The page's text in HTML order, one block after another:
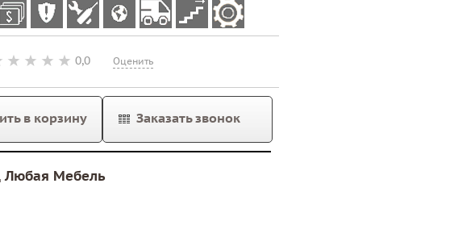
0,0 Оценить
в корзину Заказать звонок
Любая Мебель